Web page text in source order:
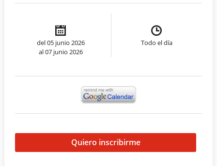
del 05 junio 2026
al 07 junio 2026
Todo el día
Quiero inscribirme